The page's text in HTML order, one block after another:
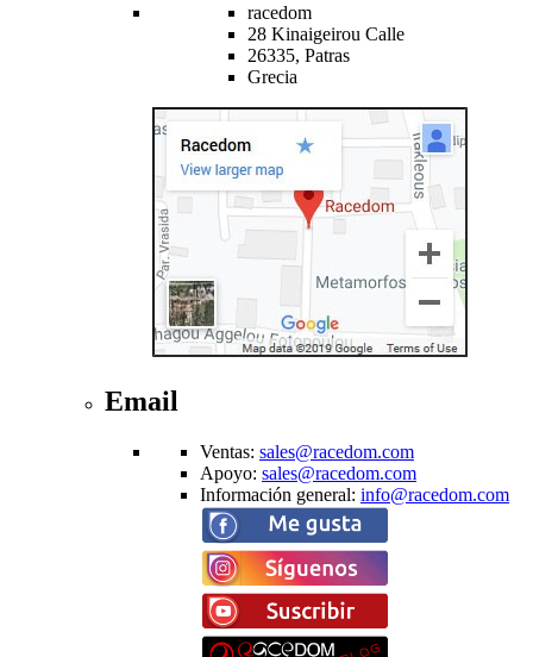
racedom
28 Kinaigeirou Calle
26335, Patras
Grecia
Email
Ventas: sales@racedom.com
Apoyo: sales@racedom.com
Información general: info@racedom.com